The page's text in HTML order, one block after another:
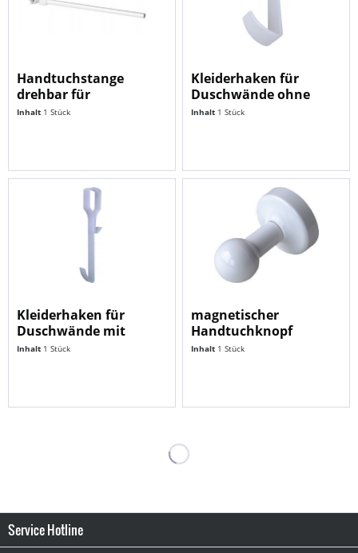
Handtuchstange
drehbar für
Badheizkörper
Inhalt 1 Stück
Kleiderhaken für
Duschwände ohne
Rahmen
Inhalt 1 Stück
Kleiderhaken für
Duschwände mit
Rahmen
Inhalt 1 Stück
magnetischer
Handtuchknopf
(kleiner Knopf)
Inhalt 1 Stück
Service Hotline